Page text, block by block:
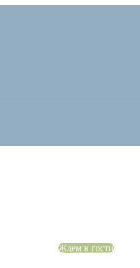
Ждем в гости